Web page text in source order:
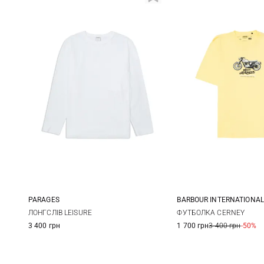
S M
PARAGES
ЛОНГСЛІВ LEISURE
3 400 грн
S M
BARBOUR INTERNATIONAL
ФУТБОЛКА CERNEY
1 700 грн3 400 грн-50%